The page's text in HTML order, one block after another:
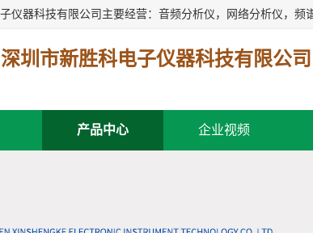
深圳市新胜科电子仪器科技有限公司
产品中心 企业视频